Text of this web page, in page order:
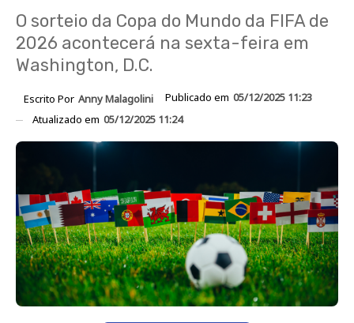
O sorteio da Copa do Mundo da FIFA de
2026 acontecerá na sexta-feira em
Washington, D.C.
Escrito Por Anny Malagolini Publicado em 05/12/2025 11:23
Atualizado em 05/12/2025 11:24